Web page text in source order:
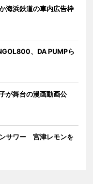
海浜鉄道の車内広告枠
、DA PUMPら
が舞台の漫画動画公
サワー 宮津レモンを